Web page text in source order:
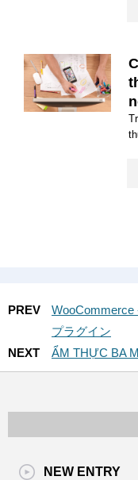
PREV
WooCommerce
プラグイン
NEXT
ẨM THỰC BA
NEW ENTRY